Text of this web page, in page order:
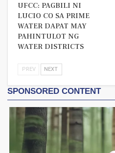
UFCC: PAGBILI NI
LUCIO CO SA PRIME
WATER DAPAT MAY
PAHINTULOT NG
WATER DISTRICTS
PREV NEXT